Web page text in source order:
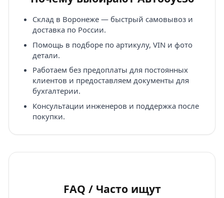
Склад в Воронеже — быстрый самовывоз и
доставка по России.
Помощь в подборе по артикулу, VIN и фото
детали.
Работаем без предоплаты для постоянных
клиентов и предоставляем документы для
бухгалтерии.
Консультации инженеров и поддержка после
покупки.
FAQ / Часто ищут